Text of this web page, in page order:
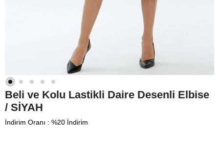
Beli ve Kolu Lastikli Daire Desenli Elbise
/ SİYAH
İndirim Oranı : %20 İndirim